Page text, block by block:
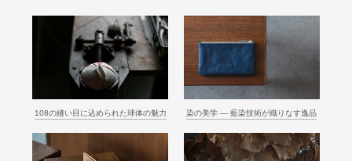
108の縫い目に込められた球体の魅力 染の美学 ― 藍染技術が織りなす逸品